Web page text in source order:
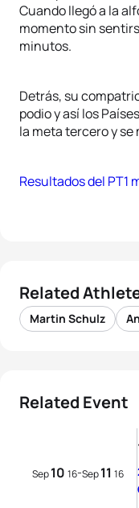
Cuando llegó a la
momento sin
minutos.
Detrás, su
podio y así los
la meta tercero y se
Resultados del PT1
Related
Martin Schulz
Related Event
Sep10 16-Sep11 16